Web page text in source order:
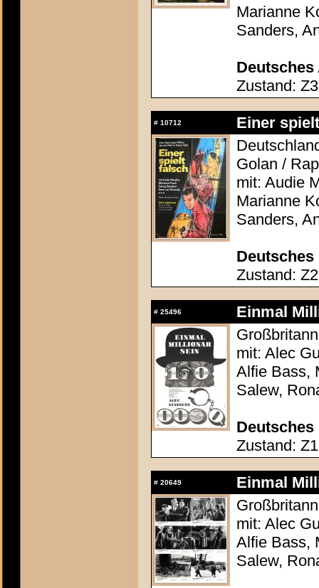
Marianne
Sanders,
Deutsches
Zustand: Z3
# 10712
Einer
Golan /
mit: Audie
Marianne
Sanders,
Deutsches
Zustand:
# 25496
Einmal
mit: Alec
Alfie Bass,
Salew,
Deutsches
Zustand:
# 20649
Einmal
mit: Alec
Alfie Bass,
Salew,